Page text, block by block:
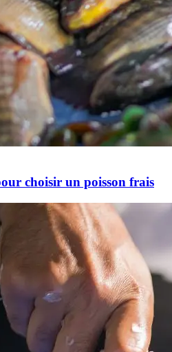
choisir un poisson frais